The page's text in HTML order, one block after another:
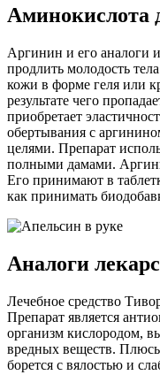
Аминокислота
Аргинин и его
продлить молодость
кожи в форме геля или
результате чего
приобретает
обертывания с
целями. Препарат
полными дамами.
Его принимают в
как принимать
Аналоги
Лечебное средство
Препарат является
организм кислородом,
вредных веществ. Плюсы
борется с вялостью и